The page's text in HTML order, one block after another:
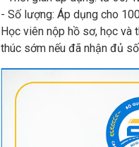
- Số lượng: Áp dụng cho
Học viên nộp hồ sơ, học
thúc sớm nếu đã nhận đủ